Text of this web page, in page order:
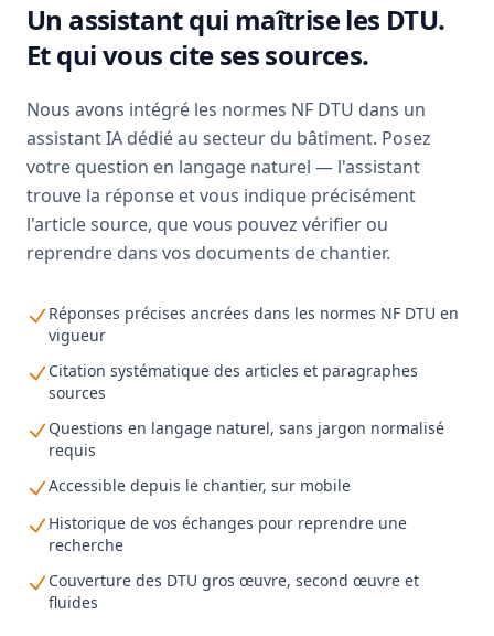
Un assistant qui maîtrise les DTU.
Et qui vous cite ses sources.
Nous avons intégré les normes NF DTU dans un
assistant IA dédié au secteur du bâtiment. Posez
votre question en langage naturel — l'assistant
trouve la réponse et vous indique précisément
l'article source, que vous pouvez vérifier ou
reprendre dans vos documents de chantier.
Réponses précises ancrées dans les normes NF DTU en
vigueur
Citation systématique des articles et paragraphes
sources
Questions en langage naturel, sans jargon normalisé
requis
Accessible depuis le chantier, sur mobile
Historique de vos échanges pour reprendre une
recherche
Couverture des DTU gros œuvre, second œuvre et
fluides